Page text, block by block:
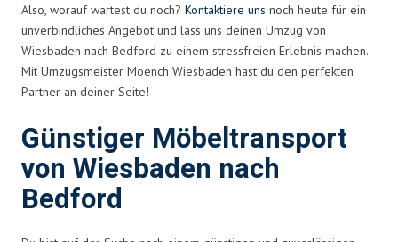
Also, worauf wartest du noch? Kontaktiere uns noch heute für ein
unverbindliches Angebot und lass uns deinen Umzug von
Wiesbaden nach Bedford zu einem stressfreien Erlebnis machen.
Mit Umzugsmeister Moench Wiesbaden hast du den perfekten
Partner an deiner Seite!
Günstiger Möbeltransport
von Wiesbaden nach
Bedford